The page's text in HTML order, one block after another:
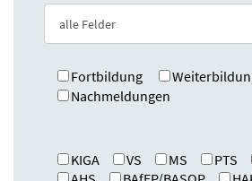
Fortbildung
Nachmeldungen
KIGA
VS MS PTS